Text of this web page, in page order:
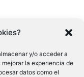
y/o acceder a
la experiencia de
datos como el